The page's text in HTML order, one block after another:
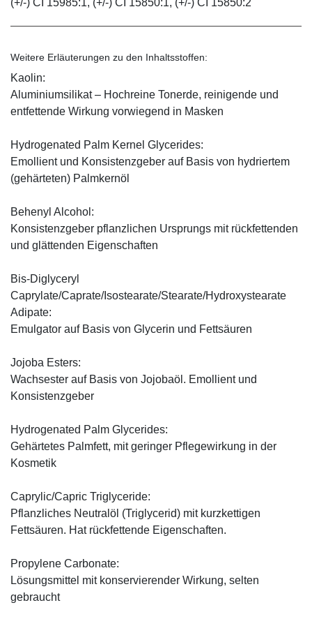
Weitere Erläuterungen zu den Inhaltsstoffen:
Kaolin:
Aluminiumsilikat – Hochreine Tonerde, reinigende und
entfettende Wirkung vorwiegend in Masken
Hydrogenated Palm Kernel Glycerides:
Emollient und Konsistenzgeber auf Basis von hydriertem
(gehärteten) Palmkernöl
Behenyl Alcohol:
Konsistenzgeber pflanzlichen Ursprungs mit rückfettenden
und glättenden Eigenschaften
Bis-Diglyceryl
Caprylate/Caprate/Isostearate/Stearate/Hydroxystearate
Adipate:
Emulgator auf Basis von Glycerin und Fettsäuren
Jojoba Esters:
Wachsester auf Basis von Jojobaöl. Emollient und
Konsistenzgeber
Hydrogenated Palm Glycerides:
Gehärtetes Palmfett, mit geringer Pflegewirkung in der
Kosmetik
Caprylic/Capric Triglyceride:
Pflanzliches Neutralöl (Triglycerid) mit kurzkettigen
Fettsäuren. Hat rückfettende Eigenschaften.
Propylene Carbonate:
Lösungsmittel mit konservierender Wirkung, selten
gebraucht